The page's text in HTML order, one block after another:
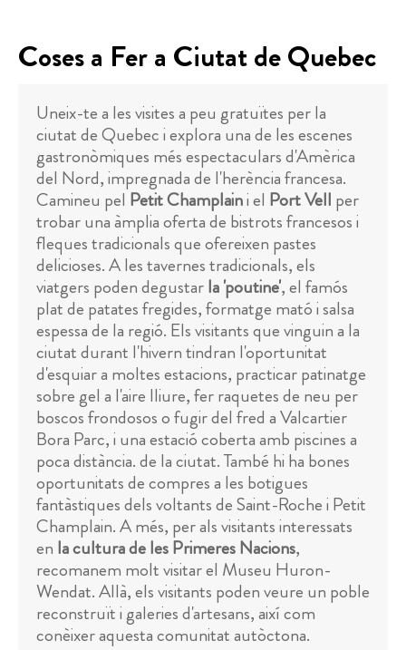
Coses a Fer a Ciutat de Quebec
Uneix-te a les visites a peu gratuïtes per la
ciutat de Quebec i explora una de les escenes
gastronòmiques més espectaculars d'Amèrica
del Nord, impregnada de l'herència francesa.
Camineu pel Petit Champlaini el Port Vell per
trobar una àmplia oferta de bistrots francesos i
fleques tradicionals que ofereixen pastes
delicioses. A les tavernes tradicionals, els
viatgers poden degustarla 'poutine', el famós
plat de patates fregides, formatge mató i salsa
espessa de la regió. Els visitants que vinguin a la
ciutat durant l'hivern tindran l'oportunitat
d'esquiar a moltes estacions, practicar patinatge
sobre gel a l'aire lliure, fer raquetes de neu per
boscos frondosos o fugir del fred a Valcartier
Bora Parc, i una estació coberta amb piscines a
poca distància. de la ciutat. També hi ha bones
oportunitats de compres a les botigues
fantàstiques dels voltants de Saint-Roche i Petit
Champlain. A més, per als visitants interessats
en la cultura de les Primeres Nacions,
recomanem molt visitar el Museu Huron-
Wendat. Allà, els visitants poden veure un poble
reconstruït i galeries d'artesans, així com
conèixer aquesta comunitat autòctona.